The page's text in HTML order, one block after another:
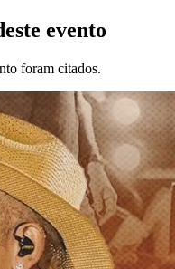
evento
foram citados.